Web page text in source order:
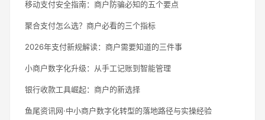
移动支付安全指南：商户防骗必知的五个要点
聚合支付怎么选？商户必看的三个指标
2026年支付新规解读：商户需要知道的三件事
小商户数字化升级：从手工记账到智能管理
银行收款工具崛起：商户的新选择
鱼尾资讯网·中小商户数字化转型的落地路径与实操经验